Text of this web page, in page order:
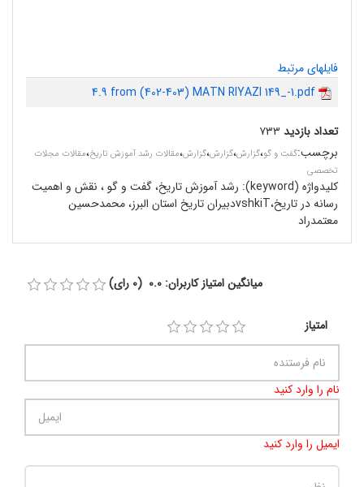
فایلهای مرتبط
4.9 from (402-403) MATN RIYAZI 149_-1.pdf
تعداد بازدید ۷۳۳
برچسب:گفت و گو،گزارش،گزارش،گزارش،مقالات رشد آموزش تاریخ،مقالات مجلات
تخصصی
کلیدواژه (keyword):
رشد آموزش تاریخ، گفت و گو ، نقش و اهمیت
رسانه در تاریخ،vshkiTدبیران تاریخ استان البرز، محمدحسین
معتمدراد
میانگین امتیاز کاربران: 0.0 (0 رای)
امتیاز
نام را وارد کنید
ایمیل را وارد کنید